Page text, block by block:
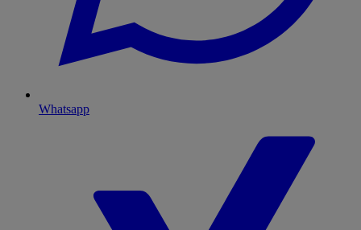
Whatsapp